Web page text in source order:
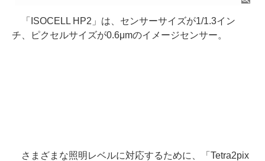
「ISOCELL HP2」は、センサーサイズが1/1.3イン
チ、ピクセルサイズが0.6μmのイメージセンサー。
さまざまな照明レベルに対応するために、「Tetra2pix